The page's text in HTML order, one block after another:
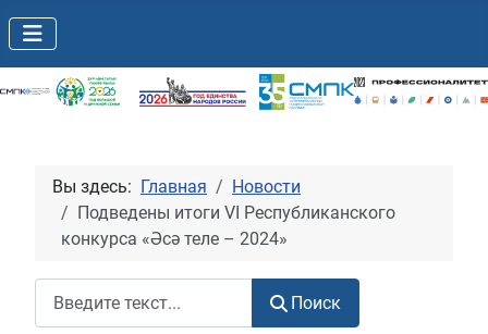
Вы здесь: Главная
Новости
Подведены итоги VI Республиканского
конкурса «Әсә теле – 2024»
Поиск